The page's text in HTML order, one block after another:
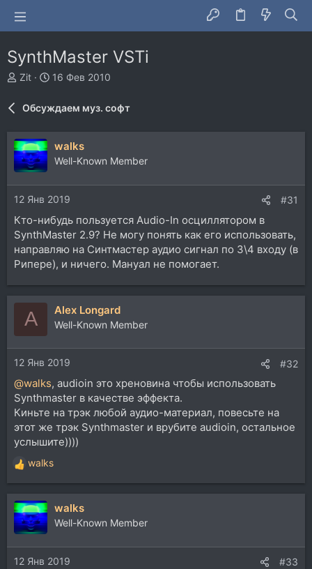
SynthMaster VSTi
А
т
р
т
е
м
Zit
Д
а
н
а
ч
а
16 Фев 2010
Обсуждаем муз. софт
walks
Well-Known Member
12 Янв 2019 #31
Кто-нибудь пользуется Audio-In осциллятором в
SynthMaster 2.9? Не могу понять как его использовать,
направляю на Синтмастер аудио сигнал по 3\4 входу (в
Рипере), и ничего. Мануал не помогает.
A Alex Longard
Well-Known Member
12 Янв 2019 #32
@walks, audioin это хреновина чтобы использовать
Synthmaster в качестве эффекта.
Киньте на трэк любой аудио-материал, повесьте на
этот же трэк Synthmaster и врубите audioin, остальное
услышите))))
Р
е
а
к
ц
и
и
:
walks
walks
Well-Known Member
12 Янв 2019 #33